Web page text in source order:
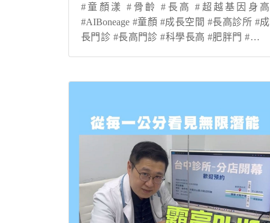
#童顏漾 #骨齡 #長高 #超越基因身高
#AIBoneage #童顏 #成長空間 #長高診所 #成
長門診 #長高門診 #科學長高 #肥胖門 #生長